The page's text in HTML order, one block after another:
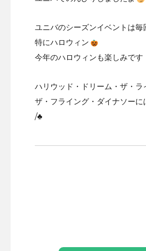
ユニバのシーズンイベントは毎
特にハロウィン
今年のハロウィンも楽しみです
ハリウッド・ドリーム・ザ・
ザ・フライング・ダイナソー
/♣